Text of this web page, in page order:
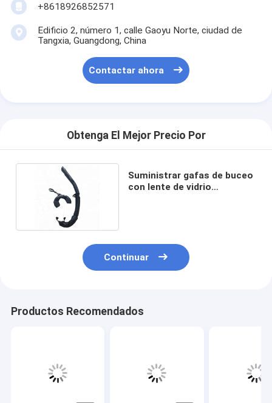
+8618926852571
Edificio 2, número 1, calle Gaoyu Norte, ciudad de
Tangxia, Guangdong, China
Contactar ahora
Obtenga El Mejor Precio Por
Suministrar gafas de buceo
con lente de vidrio
Continuar
Productos Recomendados